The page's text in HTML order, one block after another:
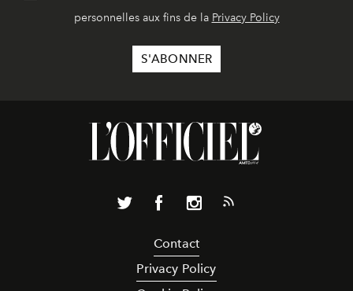
personnelles aux fins de la Privacy Policy
Contact
Privacy Policy